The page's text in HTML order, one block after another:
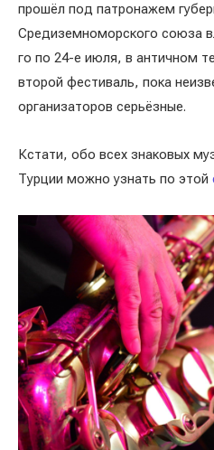
прошёл под патронажем
Средиземноморского союза
го по 24-е июля, в античном
второй фестиваль, пока
организаторов серьёзные.
Кстати, обо всех знаковых
Турции можно узнать по этой